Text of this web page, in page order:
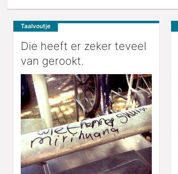
Taalvoutje
Die heeft er zeker teveel
van gerookt.